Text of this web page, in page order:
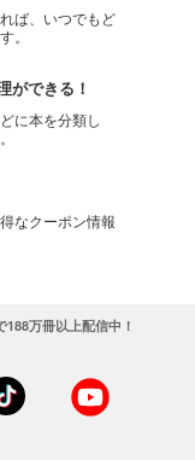
ば、いつでもど
。
ができる！
に本を分類し
なクーポン情報
万冊以上配信中！